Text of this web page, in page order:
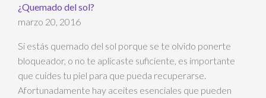
¿Quemado del sol?
marzo 20, 2016
Si estás quemado del sol porque se te olvido ponerte
bloqueador, o no te aplicaste suficiente, es importante
que cuides tu piel para que pueda recuperarse.
Afortunadamente hay aceites esenciales que pueden